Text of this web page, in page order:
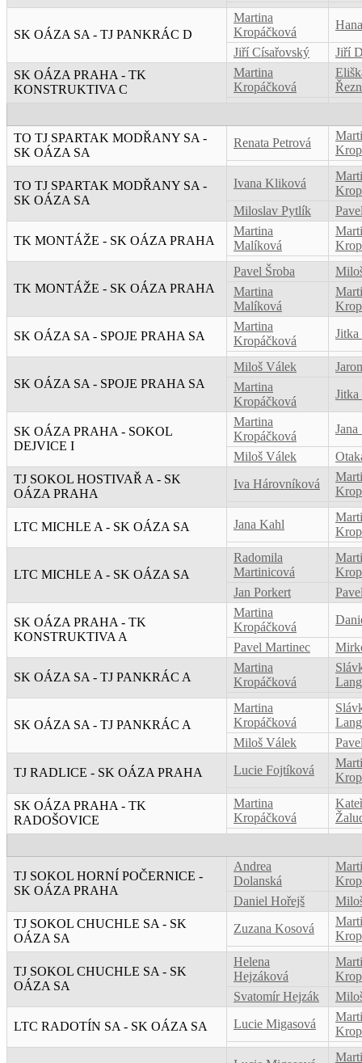
SK OÁZA SA - TJ PANKRÁC D
Martina
Kropáčková
Jiří Císařovský
Jiří
SK OÁZA PRAHA - TK
KONSTRUKTIVA C
Martina
Kropáčková
TO TJ SPARTAK MODŘANY SA -
SK OÁZA SA
Renata Petrová
TO TJ SPARTAK MODŘANY SA -
SK OÁZA SA
Ivana Kliková
Miloslav Pytlík
TK MONTÁŽE - SK OÁZA PRAHA
Martina
Malíková
TK MONTÁŽE - SK OÁZA PRAHA
Pavel Šroba
Martina
Malíková
SK OÁZA SA - SPOJE PRAHA SA
Martina
Kropáčková
SK OÁZA SA - SPOJE PRAHA SA
Miloš Válek
Martina
Kropáčková
SK OÁZA PRAHA - SOKOL
DEJVICE I
Martina
Kropáčková
Jana
Miloš Válek
TJ SOKOL HOSTIVAŘ A - SK
OÁZA PRAHA
Iva Hárovníková
LTC MICHLE A - SK OÁZA SA Jana Kahl
LTC MICHLE A - SK OÁZA SA
Radomila
Martinicová
Jan Porkert
SK OÁZA PRAHA - TK
KONSTRUKTIVA A
Martina
Kropáčková
Pavel Martinec
SK OÁZA SA - TJ PANKRÁC A
Martina
Kropáčková
SK OÁZA SA - TJ PANKRÁC A
Martina
Kropáčková
Miloš Válek
TJ RADLICE - SK OÁZA PRAHA Lucie Fojtíková
SK OÁZA PRAHA - TK
RADOŠOVICE
Martina
Kropáčková
TJ SOKOL HORNÍ POČERNICE -
SK OÁZA PRAHA
Andrea
Dolanská
Daniel Hořejš
TJ SOKOL CHUCHLE SA - SK
OÁZA SA
Zuzana Kosová
TJ SOKOL CHUCHLE SA - SK
OÁZA SA
Helena
Hejzáková
Svatomír Hejzák
LTC RADOTÍN SA - SK OÁZA SA Lucie Migasová